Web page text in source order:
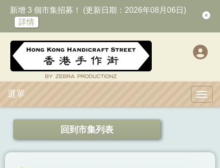
新增 3 個市集招募！ (更新日期：2026年08月06日)
詳情
選單
回到市集列表